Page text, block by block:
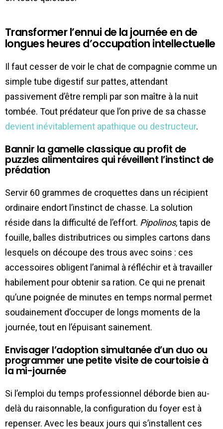
Transformer l’ennui de la journée en de
longues heures d’occupation intellectuelle
Il faut cesser de voir le chat de compagnie comme un
simple tube digestif sur pattes, attendant
passivement d’être rempli par son maître à la nuit
tombée. Tout prédateur que l’on prive de sa chasse
devient inévitablement apathique ou destructeur.
Bannir la gamelle classique au profit de
puzzles alimentaires qui réveillent l’instinct de
prédation
Servir 60 grammes de croquettes dans un récipient
ordinaire endort l’instinct de chasse. La solution
réside dans la difficulté de l’effort. Pipolinos, tapis de
fouille, balles distributrices ou simples cartons dans
lesquels on découpe des trous avec soins : ces
accessoires obligent l’animal à réfléchir et à travailler
habilement pour obtenir sa ration. Ce qui ne prenait
qu’une poignée de minutes en temps normal permet
soudainement d’occuper de longs moments de la
journée, tout en l’épuisant sainement.
Envisager l’adoption simultanée d’un duo ou
programmer une petite visite de courtoisie à
la mi-journée
Si l’emploi du temps professionnel déborde bien au-
delà du raisonnable, la configuration du foyer est à
repenser. Avec les beaux jours qui s’installent ces